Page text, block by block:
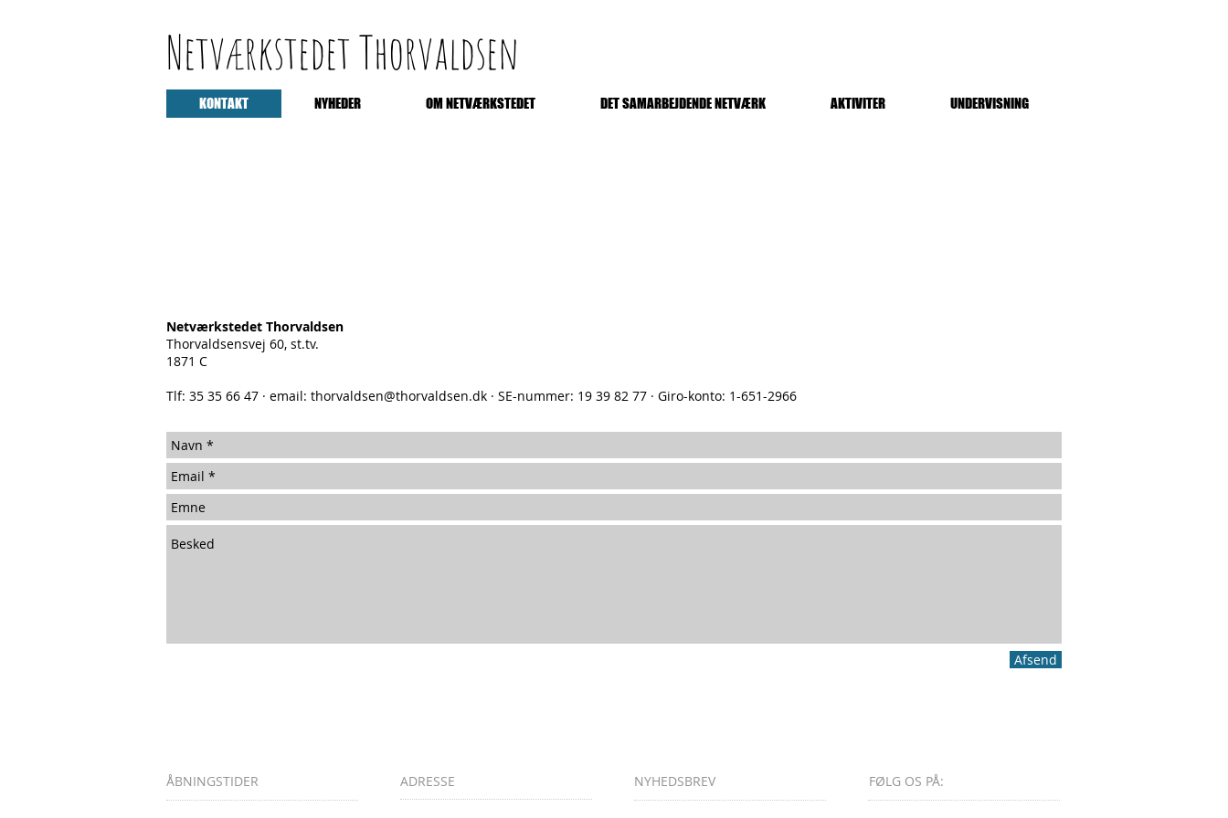
Netværkstedet Thorvaldsen
KONTAKT NYHEDER OM NETVÆRKSTEDET DET SAMARBEJDENDE NETVÆRK AKTIVITER UNDERVISNING
Netværkstedet Thorvaldsen
Thorvaldsensvej 60, st.tv.
1871 C
Tlf: 35 35 66 47 · email: thorvaldsen@thorvaldsen.dk · SE-nummer: 19 39 82 77 · Giro-konto: 1-651-2966
Afsend
FØLG OS PÅ:
NYHEDSBREV
ÅBNINGSTIDER ADRESSE